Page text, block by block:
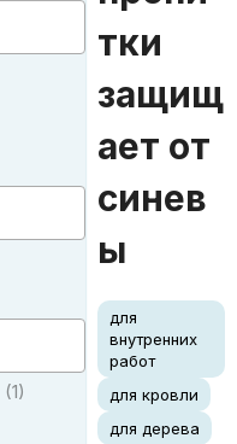
1
тки
защищ
ает от
синев
ы
для
внутренних
работ
для кровли
для дерева